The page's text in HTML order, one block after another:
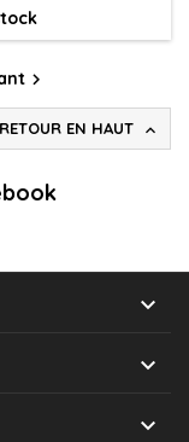

RETOUR EN HAUT 


